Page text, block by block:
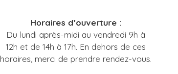
Horaires d’ouverture :
Du lundi après-midi au vendredi 9h à
12h et de 14h à 17h. En dehors de ces
horaires, merci de prendre rendez-vous.